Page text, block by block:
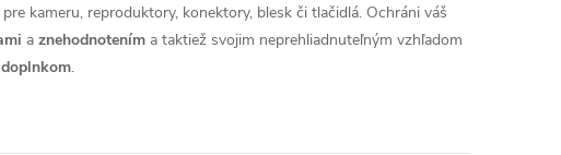
kameru, reproduktory, konektory, blesk či tlačidlá. Ochráni váš
a znehodnotením a taktiež svojim neprehliadnuteľným vzhľadom
.